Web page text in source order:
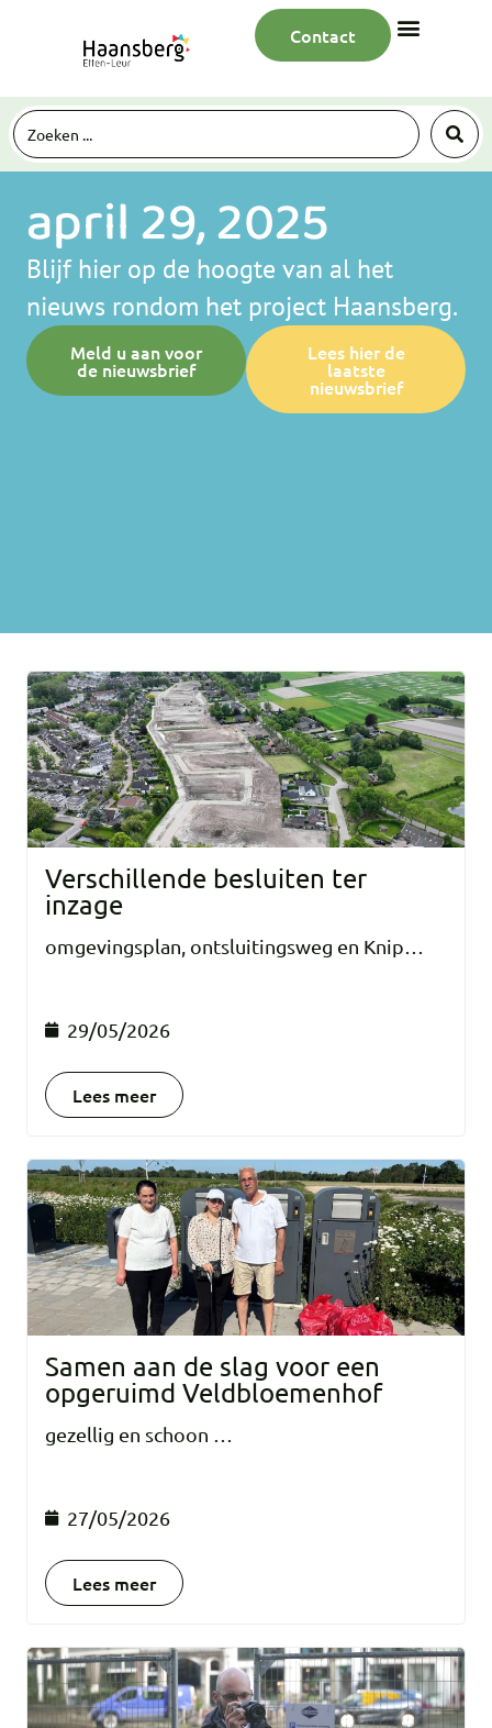
Contact
april 29, 2025
Blijf hier op de hoogte van al het
nieuws rondom het project Haansberg.
Meld u aan voor
de nieuwsbrief
Lees hier de
laatste
nieuwsbrief
Verschillende besluiten ter
inzage
omgevingsplan, ontsluitingsweg en Knip…
29/05/2026
Lees meer
Samen aan de slag voor een
opgeruimd Veldbloemenhof
gezellig en schoon …
27/05/2026
Lees meer